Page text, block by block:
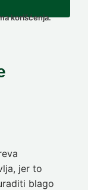
korišćenja.
jer to
blago